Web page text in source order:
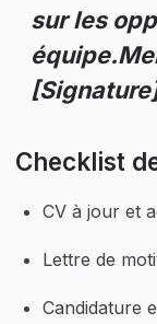
sur les
Checklist
CV à jour et
Lettre de
Candidature